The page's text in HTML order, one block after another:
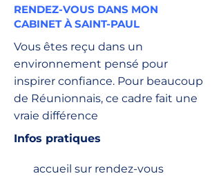
RENDEZ-VOUS DANS MON
CABINET À SAINT-PAUL
Vous êtes reçu dans un
environnement pensé pour
inspirer confiance. Pour beaucoup
de Réunionnais, ce cadre fait une
vraie différence
Infos pratiques
accueil sur rendez-vous